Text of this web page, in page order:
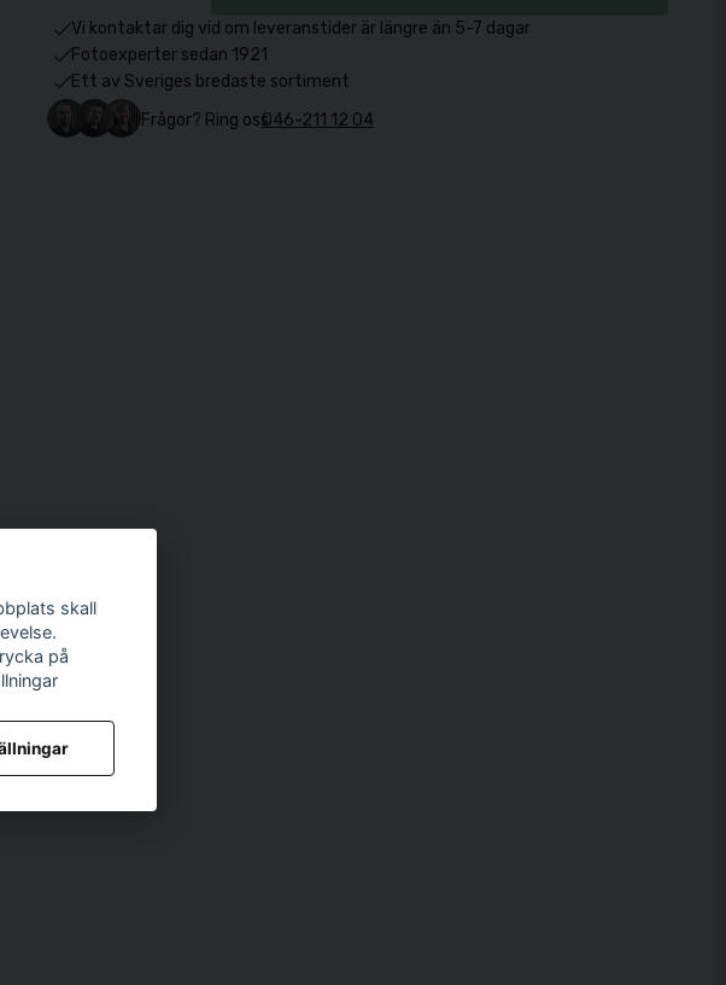
Vi kontaktar dig vid om leveranstider är längre än 5-7 dagar
Fotoexperter sedan 1921
Ett av Sveriges bredaste sortiment
Frågor? Ring oss046-211 12 04
skall
på